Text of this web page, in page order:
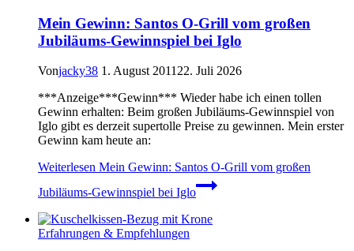
Mein Gewinn: Santos O-Grill vom großen
Jubiläums-Gewinnspiel bei Iglo
Vonjacky38 1. August 2011 22. Juli 2026
***Anzeige***Gewinn*** Wieder habe ich einen tollen
Gewinn erhalten: Beim großen Jubiläums-Gewinnspiel von
Iglo gibt es derzeit supertolle Preise zu gewinnen. Mein erster
Gewinn kam heute an:
Weiterlesen Mein Gewinn: Santos O-Grill vom großen
Jubiläums-Gewinnspiel bei Iglo
Erfahrungen & Empfehlungen